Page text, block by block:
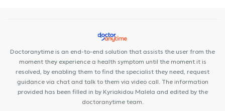
Doctoranytime is an end-to-end solution that assists the user from the
moment they experience a health symptom until the moment it is
resolved, by enabling them to find the specialist they need, request
guidance via chat and talk to them via video call. The information
provided has been filled in by Kyriakidou Malela and edited by the
doctoranytime team.